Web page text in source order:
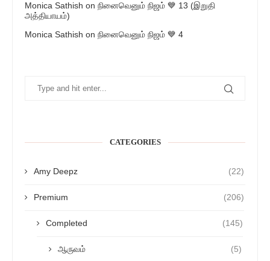
Monica Sathish on நினைவெனும் நிஜம் 💙 13 (இறுதி
அத்தியாயம்)
Monica Sathish on நினைவெனும் நிஜம் 💙 4
CATEGORIES
Amy Deepz (22)
Premium (206)
Completed (145)
ஆருவம் (5)